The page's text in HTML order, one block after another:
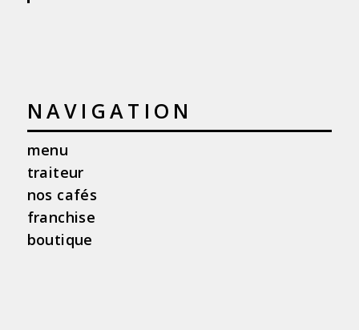
NAVIGATION
menu
traiteur
nos cafés
franchise
boutique